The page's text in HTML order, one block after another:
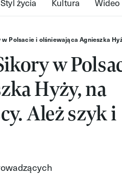
Polsacie i olśniewająca Agnieszka
w
Hyży, na
Ależ szyk i